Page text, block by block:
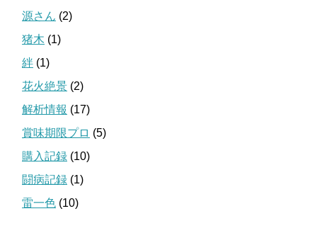
源さん (2)
猪木 (1)
絆 (1)
花火絶景 (2)
解析情報 (17)
賞味期限プロ (5)
購入記録 (10)
闘病記録 (1)
雷一色 (10)